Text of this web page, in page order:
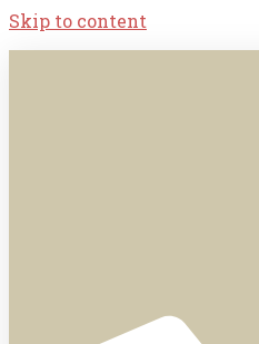
Skip to content